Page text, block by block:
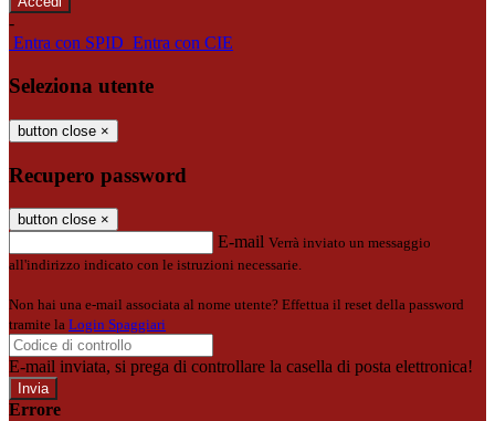
-
Entra con SPID Entra con CIE
Seleziona utente
button close ×
Recupero password
button close ×
E-mail Verrà inviato un messaggio
all'indirizzo indicato con le istruzioni necessarie.
Non hai una e-mail associata al nome utente? Effettua il reset della password
tramite la Login Spaggiari
E-mail inviata, si prega di controllare la casella di posta elettronica!
Errore